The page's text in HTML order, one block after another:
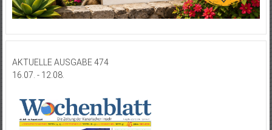
AKTUELLE AUSGABE 474
16.07. - 12.08.